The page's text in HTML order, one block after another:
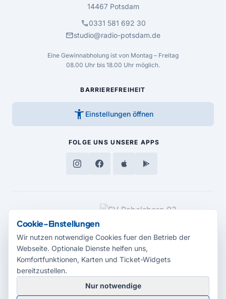
14467 Potsdam
call0331 581 692 30
mailstudio@radio-potsdam.de
Eine Gewinnabholung ist von Montag – Freitag
08.00 Uhr bis 18.00 Uhr möglich.
BARRIEREFREIHEIT
accessibility_new Einstellungen öffnen
FOLGE UNS UNSERE APPS
MEDIENPARTNER
© 2026 Radio Potsdam. Webseite entwickelt durch dieMedienagentur
Cookie-Einstellungen
Wir nutzen notwendige Cookies fuer den Betrieb der
Webseite. Optionale Dienste helfen uns,
Komfortfunktionen, Karten und Ticket-Widgets
bereitzustellen.
Nur notwendige